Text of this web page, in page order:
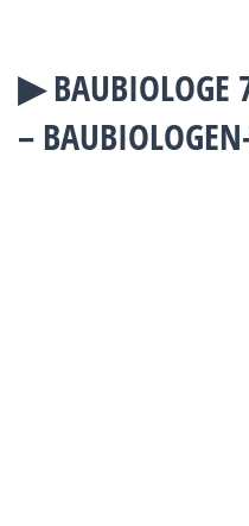
▶︎ BAUBIOLOGE
–